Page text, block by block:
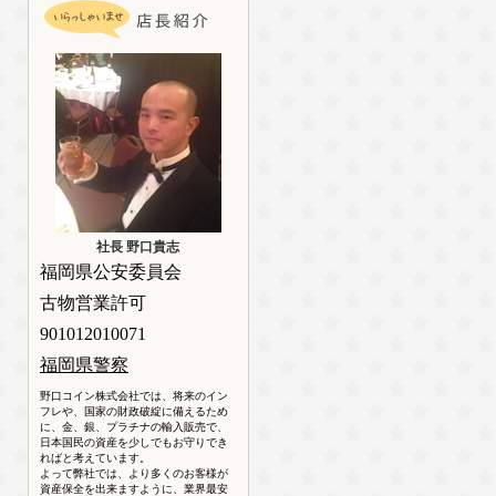
社長 野口貴志
福岡県公安委員会
古物営業許可
901012010071
福岡県警察
野口コイン株式会社では、将来のイン
フレや、国家の財政破綻に備えるため
に、金、銀、プラチナの輸入販売で、
日本国民の資産を少しでもお守りでき
ればと考えています。
よって弊社では、より多くのお客様が
資産保全を出来ますように、業界最安